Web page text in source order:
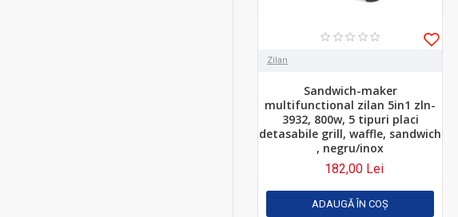
Zilan
Sandwich-maker
multifunctional zilan 5in1 zln-
3932, 800w, 5 tipuri placi
detasabile grill, waffle, sandwich
, negru/inox
182,00 Lei
ADAUGĂ ÎN COŞ